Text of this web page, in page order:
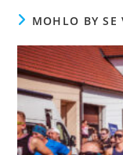
MOHLO BY SE